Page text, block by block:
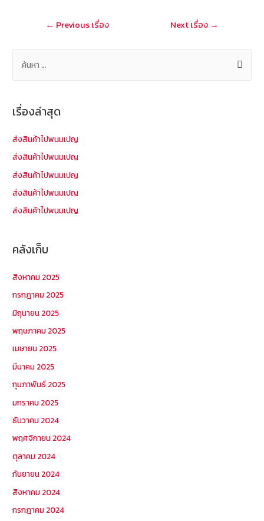
at
แนะแนว
← Previous เรื่อง Next เรื่อง →
ห
รั
เรื่องล่าสุด
ส่งสินค้าไปพนมเปญ
ส่งสินค้าไปพนมเปญ
ส่งสินค้าไปพนมเปญ
ส่งสินค้าไปพนมเปญ
ส่งสินค้าไปพนมเปญ
คลังเก็บ
สิงหาคม 2025
กรกฎาคม 2025
มิถุนายน 2025
พฤษภาคม 2025
เมษายน 2025
มีนาคม 2025
กุมภาพันธ์ 2025
มกราคม 2025
ธันวาคม 2024
พฤศจิกายน 2024
ตุลาคม 2024
กันยายน 2024
สิงหาคม 2024
กรกฎาคม 2024